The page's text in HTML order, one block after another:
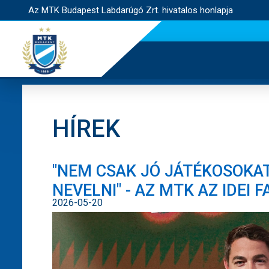
Az MTK Budapest Labdarúgó Zrt. hivatalos honlapja
HÍREK
"NEM CSAK JÓ
NEVELNI" - AZ MTK AZ IDEI
2026-05-20